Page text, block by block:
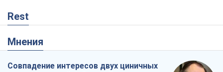
Rest
Мнения
Совпадение интересов двух циничных